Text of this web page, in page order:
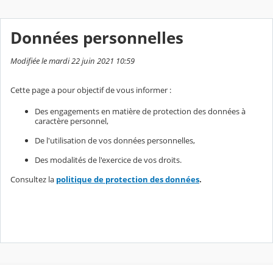
Données personnelles
Modifiée le mardi 22 juin 2021 10:59
Cette page a pour objectif de vous informer :
Des engagements en matière de protection des données à
caractère personnel,
De l'utilisation de vos données personnelles,
Des modalités de l'exercice de vos droits.
Consultez la politique de protection des données.